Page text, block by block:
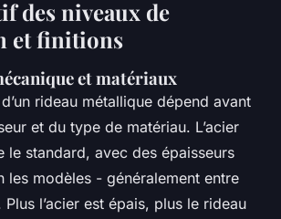
des niveaux de
et finitions
et matériaux
rideau métallique dépend avant
et du type de matériau. L’acier
le standard, avec des épaisseurs
les modèles - généralement entre
Plus l’acier est épais, plus le rideau